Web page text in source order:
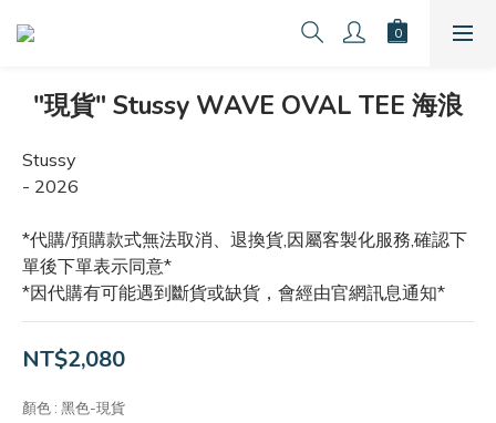
"現貨" Stussy WAVE OVAL TEE 海浪
Stussy
- 2026
*代購/預購款式無法取消、退換貨,因屬客製化服務,確認下
單後下單表示同意*
*因代購有可能遇到斷貨或缺貨，會經由官網訊息通知*
NT$2,080
顏色 : 黑色-現貨